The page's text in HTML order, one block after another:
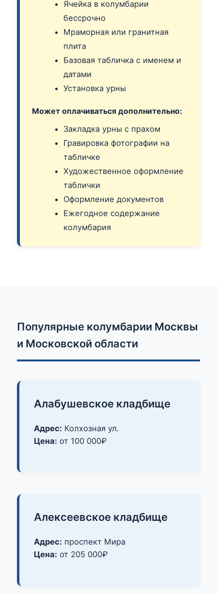
Ячейка в колумбарии
бессрочно
Мраморная или гранитная
плита
Базовая табличка с именем и
датами
Установка урны
Может оплачиваться дополнительно:
Закладка урны с прахом
Гравировка фотографии на
табличке
Художественное оформление
таблички
Оформление документов
Ежегодное содержание
колумбария
Популярные колумбарии Москвы
и Московской области
Алабушевское кладбище
Адрес: Колхозная ул.
Цена: от 100 000₽
Алексеевское кладбище
Адрес: проспект Мира
Цена: от 205 000₽